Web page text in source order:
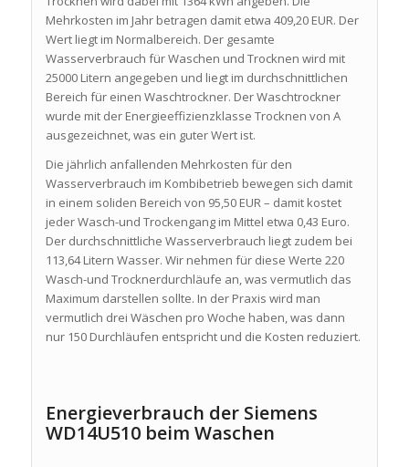
Mehrkosten im Jahr betragen damit etwa 409,20 EUR. Der
Wert liegt im Normalbereich. Der gesamte
Wasserverbrauch für Waschen und Trocknen wird mit
25000 Litern angegeben und liegt im durchschnittlichen
Bereich für einen Waschtrockner. Der Waschtrockner
wurde mit der Energieeffizienzklasse Trocknen von A
ausgezeichnet, was ein guter Wert ist.
Die jährlich anfallenden Mehrkosten für den
Wasserverbrauch im Kombibetrieb bewegen sich damit
in einem soliden Bereich von 95,50 EUR – damit kostet
jeder Wasch-und Trockengang im Mittel etwa 0,43 Euro.
Der durchschnittliche Wasserverbrauch liegt zudem bei
113,64 Litern Wasser. Wir nehmen für diese Werte 220
Wasch-und Trocknerdurchläufe an, was vermutlich das
Maximum darstellen sollte. In der Praxis wird man
vermutlich drei Wäschen pro Woche haben, was dann
nur 150 Durchläufen entspricht und die Kosten reduziert.
Energieverbrauch der Siemens
WD14U510 beim Waschen